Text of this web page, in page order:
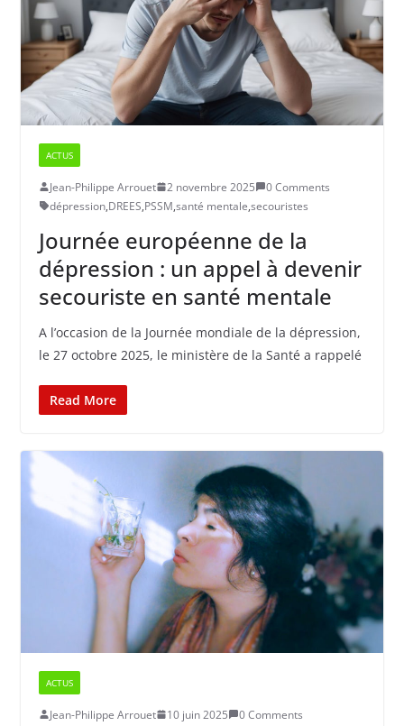
ACTUS
Jean-Philippe Arrouet 2 novembre 2025
0 Comments
dépression,DREES,PSSM,santé mentale,secouristes
Journée européenne de la
dépression : un appel à devenir
secouriste en santé mentale
A l’occasion de la Journée mondiale de la dépression,
le 27 octobre 2025, le ministère de la Santé a rappelé
Read More
ACTUS
Jean-Philippe Arrouet 10 juin 2025
0 Comments